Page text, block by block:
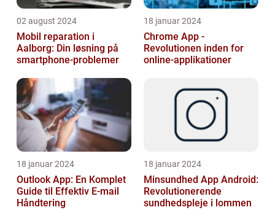
02 august 2024
Mobil reparation i
Aalborg: Din løsning på
smartphone-problemer
18 januar 2024
Chrome App -
Revolutionen inden for
online-applikationer
18 januar 2024
Outlook App: En Komplet
Guide til Effektiv E-mail
Håndtering
18 januar 2024
Minsundhed App Android:
Revolutionerende
sundhedspleje i lommen